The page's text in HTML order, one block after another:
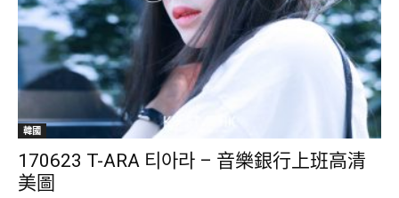
韓國
170623 T-ARA 티아라 – 音樂銀行上班高清
美圖